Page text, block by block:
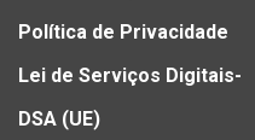
Política de Privacidade
Lei de Serviços Digitais-
DSA (UE)